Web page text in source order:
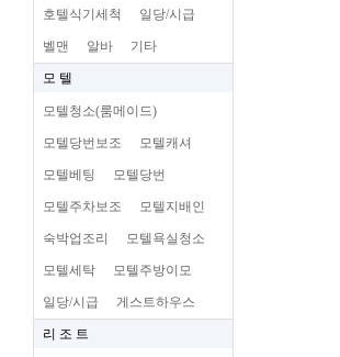
호텔식기세척 일당/시급
벨맨 알바 기타
모 텔
모텔청소(룸메이드)
모텔당번보조 모텔캐셔
모텔베팅 모텔당번
모텔주차보조 모텔지배인
숙박업조리 모텔욕실청소
모텔세탁 모텔주방이모
일당/시급 게스트하우스
리 조 트